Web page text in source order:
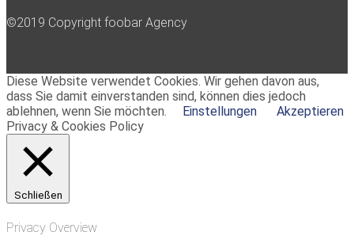
©2019 Copyright foobar Agency
Diese Website verwendet Cookies. Wir gehen davon aus,
dass Sie damit einverstanden sind, können dies jedoch
ablehnen, wenn Sie möchten.
Einstellungen
Akzeptieren
Privacy & Cookies Policy
Schließen
Privacy Overview